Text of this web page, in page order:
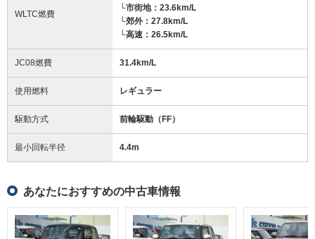
WLTC燃費
└市街地：23.6km/L
└郊外：27.8km/L
└高速：26.5km/L
JC08燃費 31.4km/L
使用燃料 レギュラー
駆動方式 前輪駆動（FF）
最小回転半径 4.4m
あなたにおすすめの中古車情報